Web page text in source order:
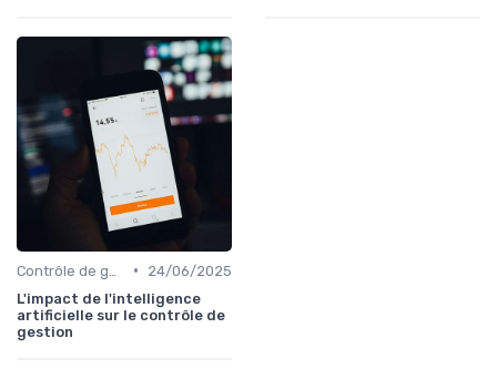
•
24/06/2025
L'impact de l'intelligence
artificielle sur le contrôle de
gestion